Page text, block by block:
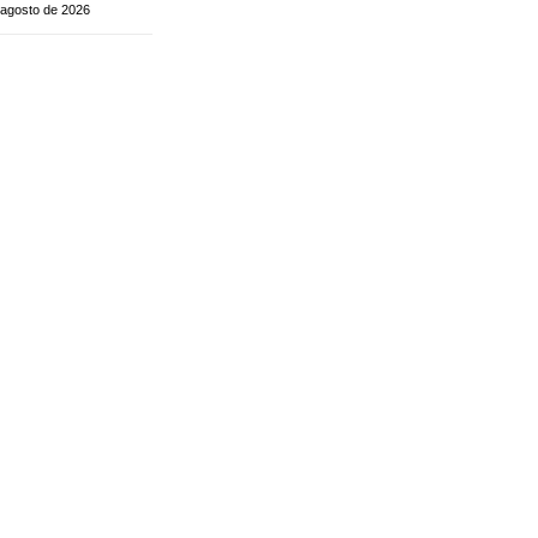
de 2026